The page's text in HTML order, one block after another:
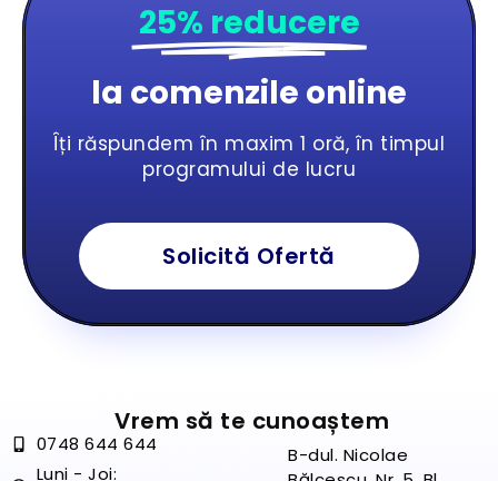
25% reducere
la comenzile online
Îți răspundem în maxim 1 oră, în timpul
programului de lucru
Solicită Ofertă
Vrem să te cunoaștem
0748 644 644
Luni - Joi:
B-dul. Nicolae